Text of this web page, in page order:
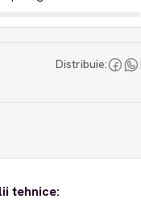
Distribuie:
tehnice: